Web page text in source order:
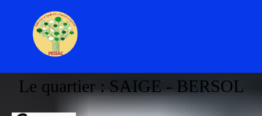
Le quartier : SAIGE - BERSOL